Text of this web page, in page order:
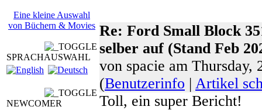
Eine kleine Auswahl
von Büchern & Movies
SPRACHAUSWAHL
NEWCOMER
Re: Ford Small Block
selber auf (Stand Feb
von spacie am
(Benutzerinfo | Artikel
Toll, ein super Bericht!